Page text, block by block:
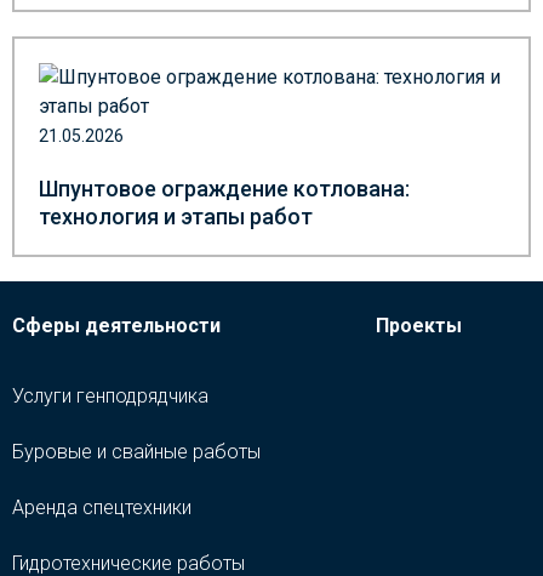
21.05.2026
Шпунтовое ограждение котлована:
технология и этапы работ
Сферы деятельности
Услуги генподрядчика
Буровые и свайные работы
Аренда спецтехники
Гидротехнические работы
Проекты